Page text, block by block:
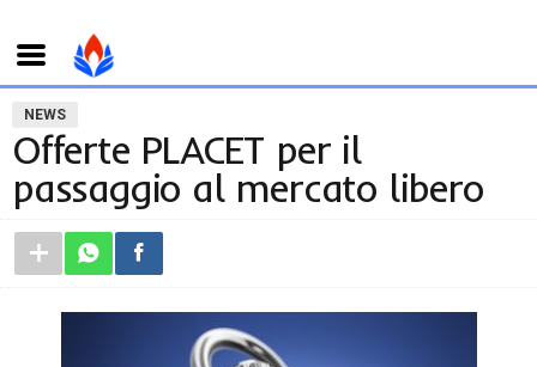
NEWS
Offerte PLACET per il
passaggio al mercato libero